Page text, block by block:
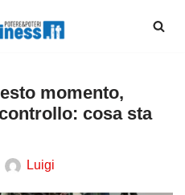
momento,
cosa sta
Luigi